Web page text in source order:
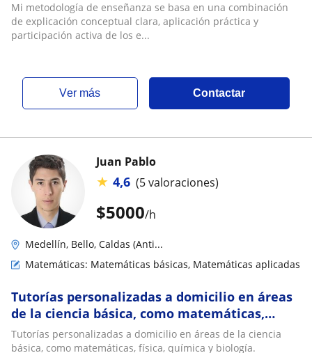
Mi metodología de enseñanza se basa en una combinación
de explicación conceptual clara, aplicación práctica y
participación activa de los e...
ver más Contactar
$5000/h
Juan Pablo
★ 4,6 (5 valoraciones)
Medellín, Bello, Caldas (Anti...
Matemáticas: Matemáticas básicas, Matemáticas aplicadas
Tutorías personalizadas a domicilio en áreas
de la ciencia básica, como matemáticas,
física, química y biología
Tutorías personalizadas a domicilio en áreas de la ciencia
básica, como matemáticas, física, química y biología.